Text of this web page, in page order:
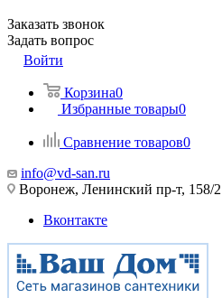
Заказать звонок
Задать вопрос
Войти
Корзина0
Избранные товары0
Сравнение товаров0
info@vd-san.ru
Воронеж, Ленинский пр-т, 158/2
Вконтакте